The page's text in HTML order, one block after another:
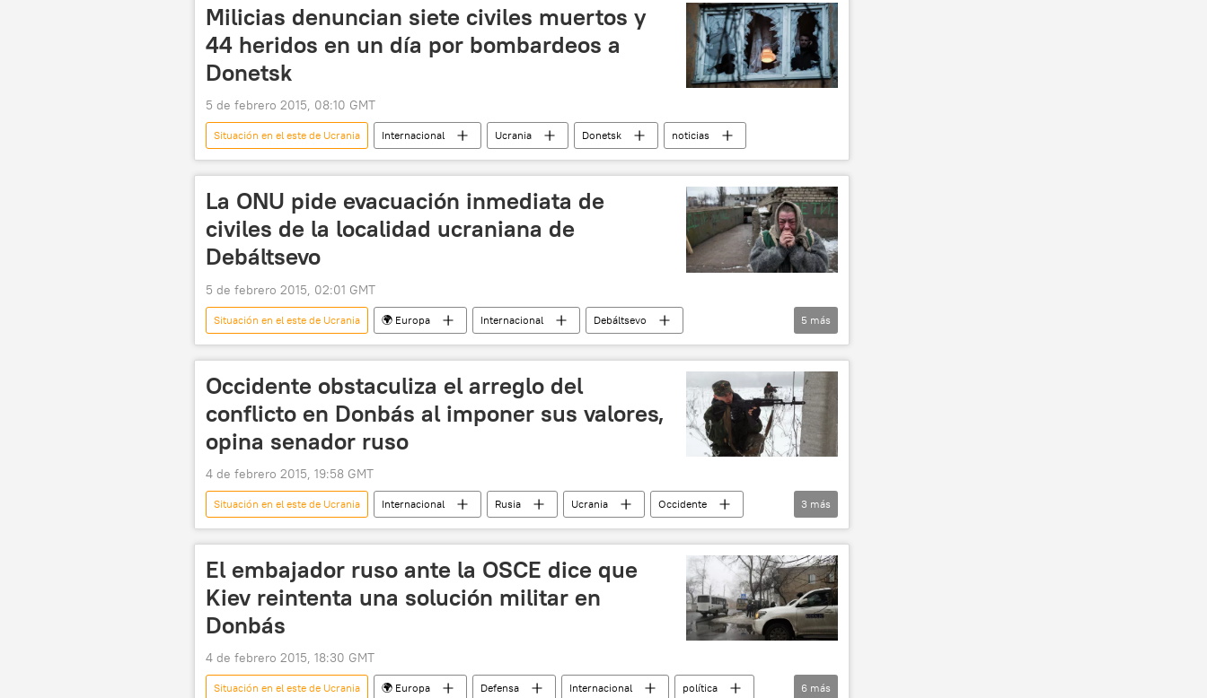
Milicias denuncian siete civiles muertos y
44 heridos en un día por bombardeos a
Donetsk
5 de febrero 2015, 08:10 GMT
Situación en el este de Ucrania Internacional Ucrania Donetsk noticias
La ONU pide evacuación inmediata de
civiles de la localidad ucraniana de
Debáltsevo
5 de febrero 2015, 02:01 GMT
Situación en el este de Ucrania 🌍 Europa Internacional
Debáltsevo
Ban Ki-moon
Ivica Dacic ONU
OSCE
5 más
Occidente obstaculiza el arreglo del
conflicto en Donbás al imponer sus valores,
opina senador ruso
4 de febrero 2015, 19:58 GMT
Situación en el este de Ucrania Internacional Rusia Ucrania
Occidente
El Consejo de la Federación de Rusia
Konstantín Kosachov noticias
3 más
El embajador ruso ante la OSCE dice que
Kiev reintenta una solución militar en
Donbás
4 de febrero 2015, 18:30 GMT
Situación en el este de Ucrania 🌍 Europa Defensa Internacional política 6 más